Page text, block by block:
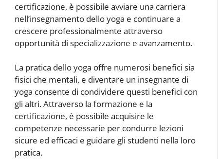
certificazione, è possibile avviare una carriera
nell’insegnamento dello yoga e continuare a
crescere professionalmente attraverso
opportunità di specializzazione e avanzamento.
La pratica dello yoga offre numerosi benefici sia
fisici che mentali, e diventare un insegnante di
yoga consente di condividere questi benefici con
gli altri. Attraverso la formazione e la
certificazione, è possibile acquisire le
competenze necessarie per condurre lezioni
sicure ed efficaci e guidare gli studenti nella loro
pratica.